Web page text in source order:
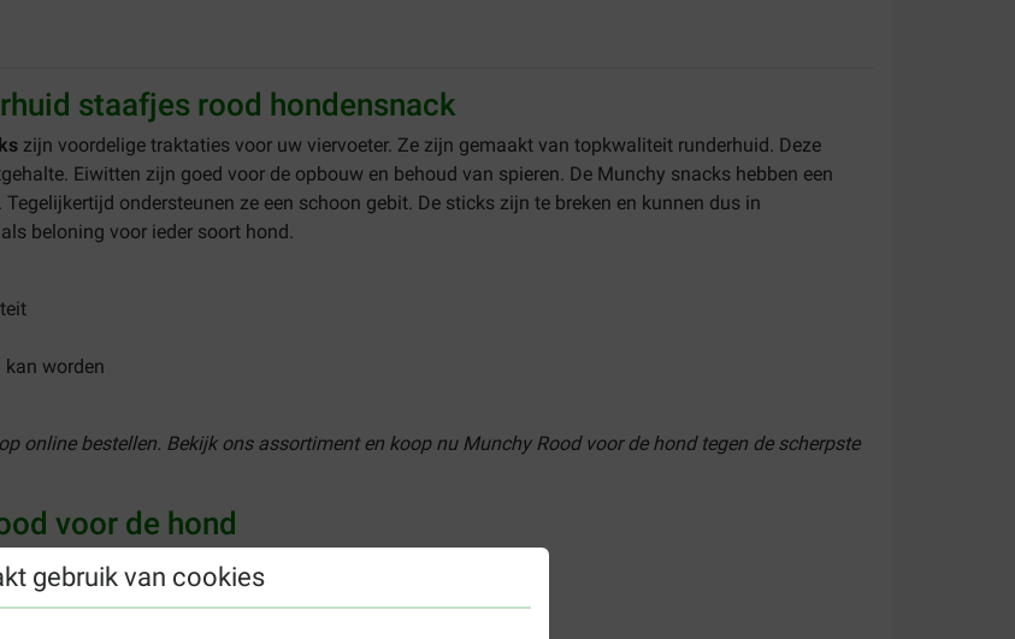
gebruik van cookies
staafjes rood hondensnack
zijn voordelige traktaties voor uw viervoeter. Ze zijn gemaakt van topkwaliteit runderhuid. Deze
Eiwitten zijn goed voor de opbouw en behoud van spieren. De Munchy snacks hebben een
ondersteunen ze een schoon gebit. De sticks zijn te breken en kunnen dus in
beloning voor ieder soort hond.
kan worden
online bestellen. Bekijk ons assortiment en koop nu Munchy Rood voor de hond tegen de scherpste
voor de hond